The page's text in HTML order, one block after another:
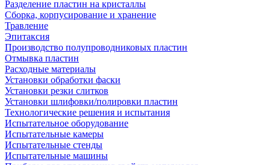
Разделение пластин на кристаллы
Сборка, корпусирование и хранение
Травление
Эпитаксия
Производство полупроводниковых пластин
Отмывка пластин
Расходные материалы
Установки обработки фаски
Установки резки слитков
Установки шлифовки/полировки пластин
Технологические решения и испытания
Испытательное оборудование
Испытательные камеры
Испытательные стенды
Испытательные машины